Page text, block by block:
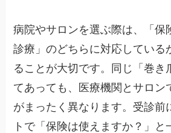
病院やサロンを選ぶ際は、「保
診療」のどちらに対応している
ることが大切です。同じ「巻き
てあっても、医療機関とサロン
がまったく異なります。受診前
トで「保険は使えますか？」